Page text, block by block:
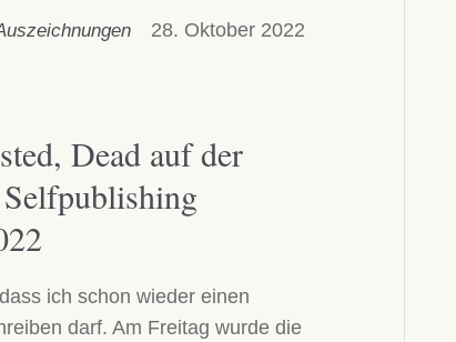
28. Oktober 2022
Dead auf der
ich schon wieder einen
darf. Am Freitag wurde die